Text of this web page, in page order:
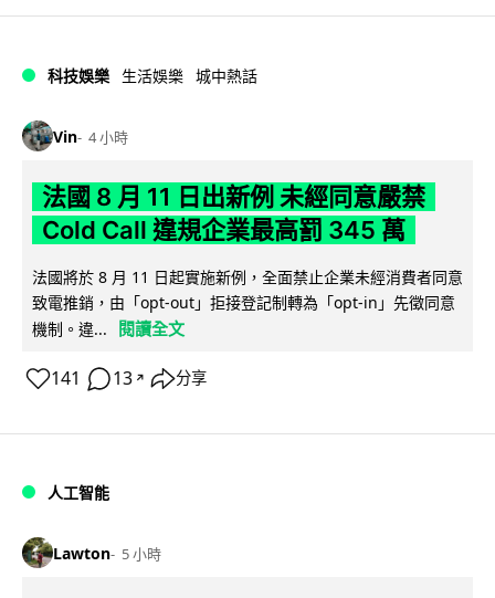
科技娛樂 生活娛樂 城中熱話
Vin 4 小時
法國 8 月 11 日出新例 未經同意嚴禁
Cold Call 違規企業最高罰 345 萬
法國將於 8 月 11 日起實施新例，全面禁止企業未經消費者同意
致電推銷，由「opt-out」拒接登記制轉為「opt-in」先徵同意
機制。違...
閱讀全文
141 13 ↗ 分享
人工智能
Lawton 5 小時